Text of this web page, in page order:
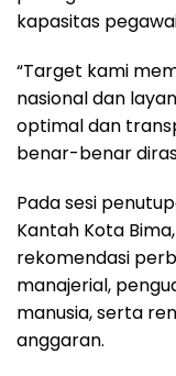
kapasitas
“Target kami
nasional dan
optimal dan
benar-benar
Pada sesi
Kantah Kota
rekomendasi
manajerial,
manusia, serta
anggaran.